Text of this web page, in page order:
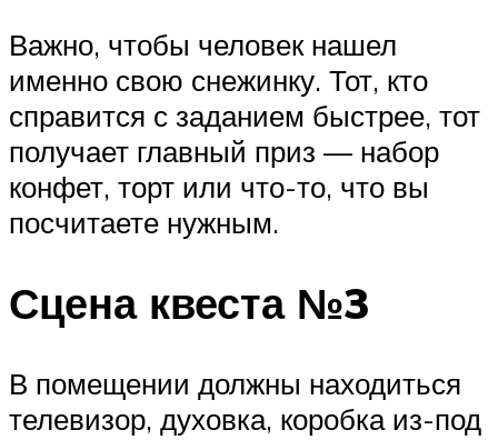
Важно, чтобы человек нашел
именно свою снежинку. Тот, кто
справится с заданием быстрее, тот
получает главный приз — набор
конфет, торт или что-то, что вы
посчитаете нужным.
Сцена квеста №3
В помещении должны находиться
телевизор, духовка, коробка из-под